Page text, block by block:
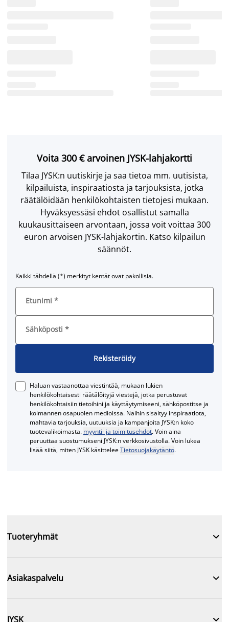
Voita 300 € arvoinen JYSK-lahjakortti
Tilaa JYSK:n uutiskirje ja saa tietoa mm. uutisista,
kilpailuista, inspiraatiosta ja tarjouksista, jotka
räätälöidään henkilökohtaisten tietojesi mukaan.
Hyväksyessäsi ehdot osallistut samalla
kuukausittaiseen arvontaan, jossa voit voittaa 300
euron arvoisen JYSK-lahjakortin. Katso kilpailun
säännöt.
Kaikki tähdellä (*) merkityt kentät ovat pakollisia.
Etunimi *
Sähköposti *
Rekisteröidy
Haluan vastaanottaa viestintää, mukaan lukien
henkilökohtaisesti räätälöityjä viestejä, jotka perustuvat
henkilökohtaisiin tietoihini ja käyttäytymiseeni, sähköpostitse ja
kolmannen osapuolen medioissa. Näihin sisältyy inspiraatiota,
mahtavia tarjouksia, uutuuksia ja kampanjoita JYSK:n koko
tuotevalikoimasta. myynti- ja toimitusehdot. Voin aina
peruuttaa suostumukseni JYSK:n verkkosivustolla. Voin lukea
lisää siitä, miten JYSK käsitteleeTietosuojakäytäntö.
Tuoteryhmät 
Asiakaspalvelu 
JYSK 